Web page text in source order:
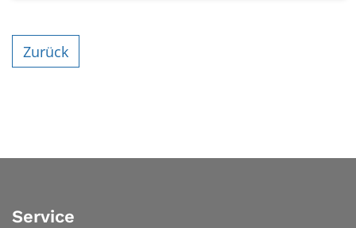
Zurück
Service